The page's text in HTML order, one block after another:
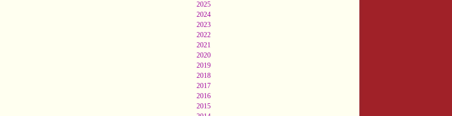
2025
2024
2023
2022
2021
2020
2019
2018
2017
2016
2015